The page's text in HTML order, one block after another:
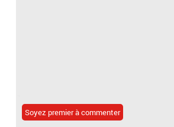
Soyez premier à commenter